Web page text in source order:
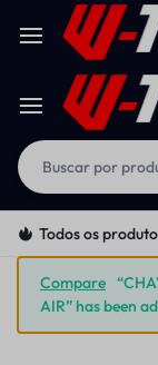
Todos os
Compare
AIR” has been